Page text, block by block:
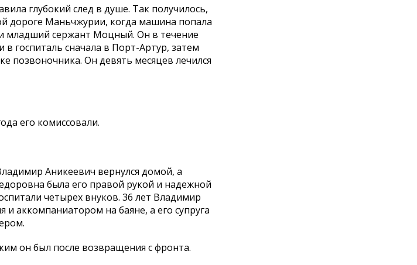
глубокий след в душе. Так получилось,
дороге Маньчжурии, когда машина попала
и младший сержант Моцный. Он в течение
госпиталь сначала в Порт-Артур, затем
позвоночника. Он девять месяцев лечился
его комиссовали.
Аникеевич вернулся домой, а
была его правой рукой и надежной
четырех внуков. 36 лет Владимир
аккомпаниатором на баяне, а его супруга
он был после возвращения с фронта.